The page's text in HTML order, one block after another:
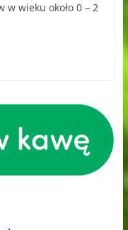
wieku około 0 – 2